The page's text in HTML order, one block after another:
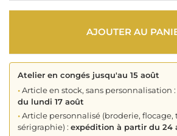
AJOUTER AU
Atelier en congés jusqu'au 15 août
•Article en stock, sans personnalisation :
du lundi 17 août
•Article personnalisé (broderie, flocage,
sérigraphie) : expédition à partir du 24